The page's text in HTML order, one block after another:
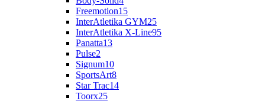
Freemotion15
InterAtletika GYM25
InterAtletika X-Line95
Panatta13
Pulse2
Signum10
SportsArt8
Star Trac14
Toorx25